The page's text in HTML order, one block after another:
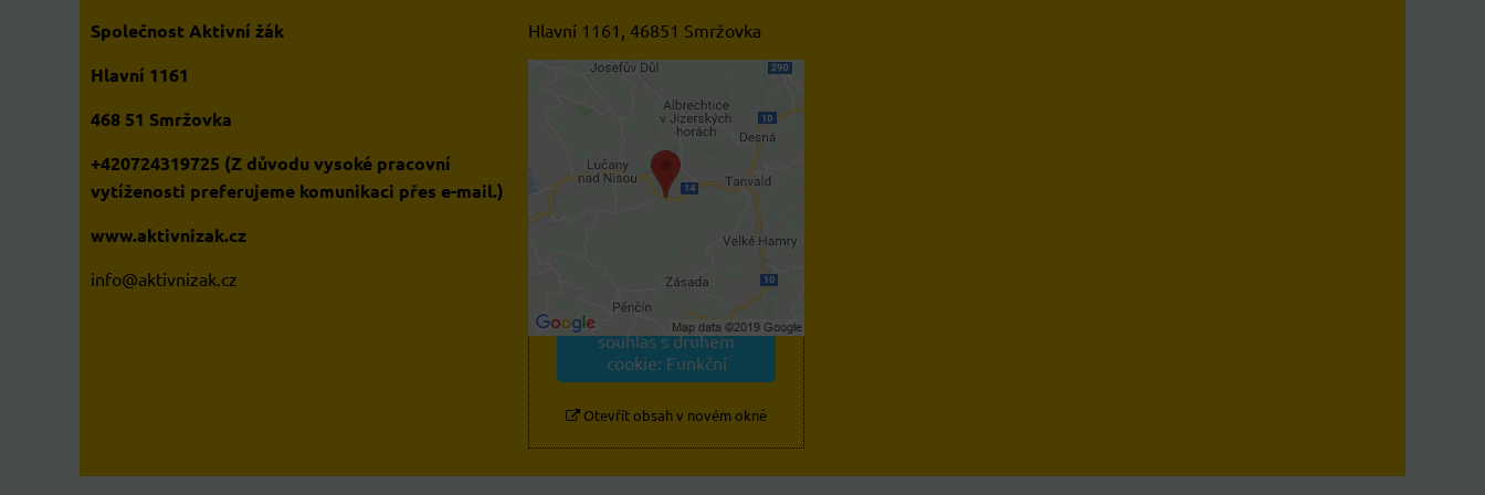
Společnost Aktivní žák
Hlavní 1161
468 51 Smržovka
+420724319725 (Z důvodu vysoké pracovní
vytíženosti preferujeme komunikaci přes e-mail.)
www.aktivnizak.cz
info@aktivnizak.cz
Hlavní 1161, 46851 Smržovka
Externí obsah je blokován
Volbami soukromí
Přejete si načíst externí
Povolit a zapamatovat -
souhlas s druhem
cookie: Funkční
Otevřít obsah v novém okně